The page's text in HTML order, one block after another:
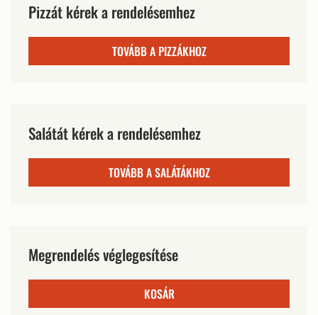
Pizzát kérek a rendelésemhez
TOVÁBB A PIZZÁKHOZ
Salátát kérek a rendelésemhez
TOVÁBB A SALÁTÁKHOZ
Megrendelés véglegesítése
KOSÁR